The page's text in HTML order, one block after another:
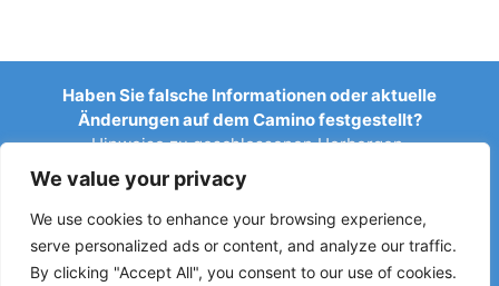
We value your privacy
We use cookies to enhance your browsing experience,
serve personalized ads or content, and analyze our traffic.
By clicking "Accept All", you consent to our use of cookies.
Haben Sie falsche Informationen oder aktuelle
Änderungen auf dem Camino festgestellt?
Hinweise zu geschlossenen Herbergen,
Überschwemmungen, Umleitungen, Bauarbeiten oder
anderen Änderungen helfen, den Reiseführer aktuell zu
halten.
Schreiben Sie uns an:elperegrino.online@gmail.com